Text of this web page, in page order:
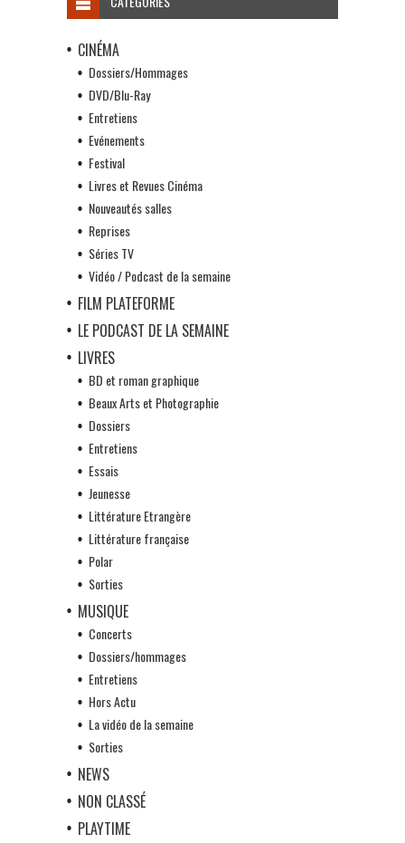
CINÉMA
Dossiers/Hommages
DVD/Blu-Ray
Entretiens
Evénements
Festival
Livres et Revues Cinéma
Nouveautés salles
Reprises
Séries TV
Vidéo / Podcast de la semaine
FILM PLATEFORME
LE PODCAST DE LA SEMAINE
LIVRES
BD et roman graphique
Beaux Arts et Photographie
Dossiers
Entretiens
Essais
Jeunesse
Littérature Etrangère
Littérature française
Polar
Sorties
MUSIQUE
Concerts
Dossiers/hommages
Entretiens
Hors Actu
La vidéo de la semaine
Sorties
NEWS
NON CLASSÉ
PLAYTIME